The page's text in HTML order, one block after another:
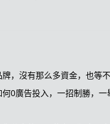
牌，沒有那么多資金，也等
0廣告投入，一招制勝，一